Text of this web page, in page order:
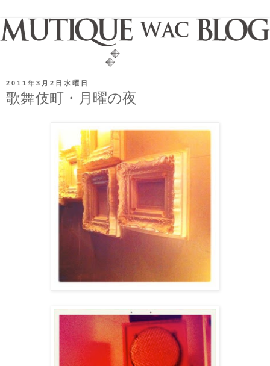
2011年3月2日水曜日
歌舞伎町・月曜の夜